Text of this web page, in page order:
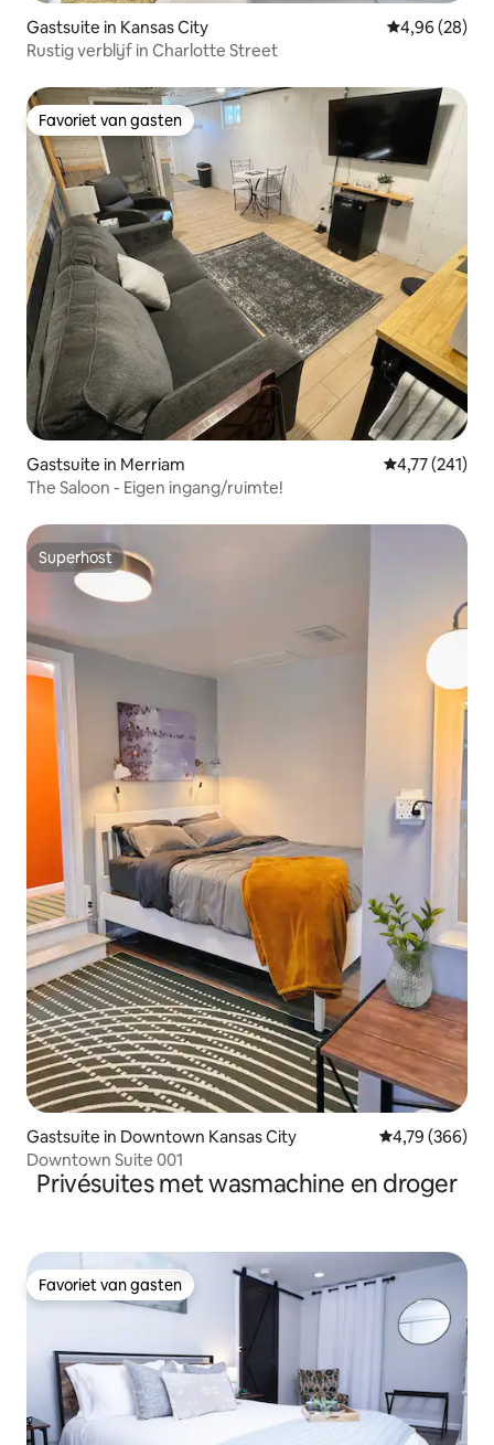
Gastsuite in Kansas City Gemiddelde
4,96 (28)
Rustig verblijf in Charlotte Street
Favoriet van gasten
Favoriet van gasten
Gastsuite in Merriam Gemiddelde
4,77 (241)
The Saloon - Eigen ingang/ruimte!
Superhost
Superhost
Gastsuite in Downtown Kansas City Gemiddelde
4,79 (366)
Downtown Suite 001
Privésuites met wasmachine en droger
Favoriet van gasten
Favoriet van gasten